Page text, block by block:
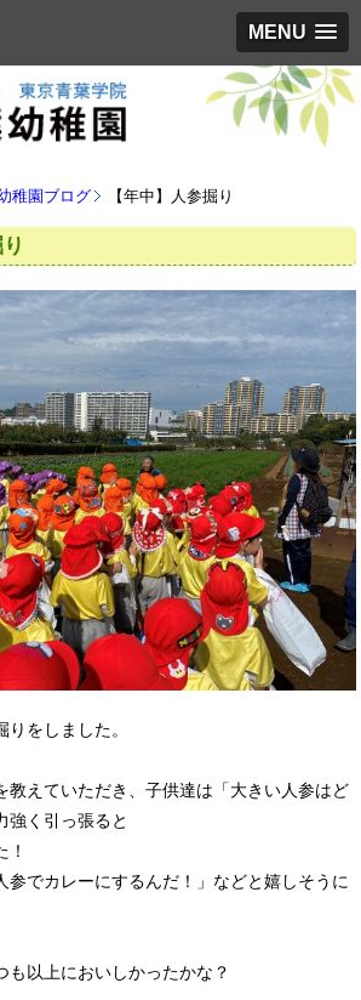
MENU
稚園ブログ 【年中】人参掘り
をしました。
教えていただき、子供達は「大きい人参はど
強く引っ張ると
！
参でカレーにするんだ！」などと嬉しそうに
も以上においしかったかな？